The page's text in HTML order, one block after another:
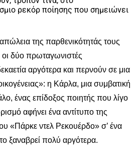
ρεκόρ ποίησης που σημειώνει
της παρθενικότητάς τους
οι δύο πρωταγωνιστές
αργότερα και περνούν σε μια
η Κάρλα, μια συμβατική
ένας επίδοξος ποιητής που λίγο
αφήνει ένα αντίτυπο της
«Πάρκε ντελ Ρεκουέρδο» σ’ ένα
ξαναβρεί πολύ αργότερα.